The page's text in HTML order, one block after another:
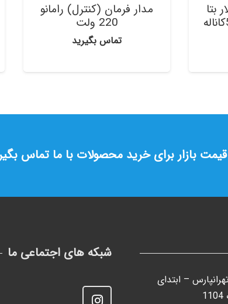
بتا
(فول,بی سیم,4کاناله,5کاناله
مدار فرمان (کنترل) رامانو
220 ولت
تماس بگیرید
بازار برای خرید محصولات با ما تماس
– ابتدای
شبکه های اجتماعی ما